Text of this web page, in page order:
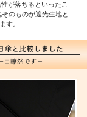
が落ちるといったこ
のものが遮光生地と
す。